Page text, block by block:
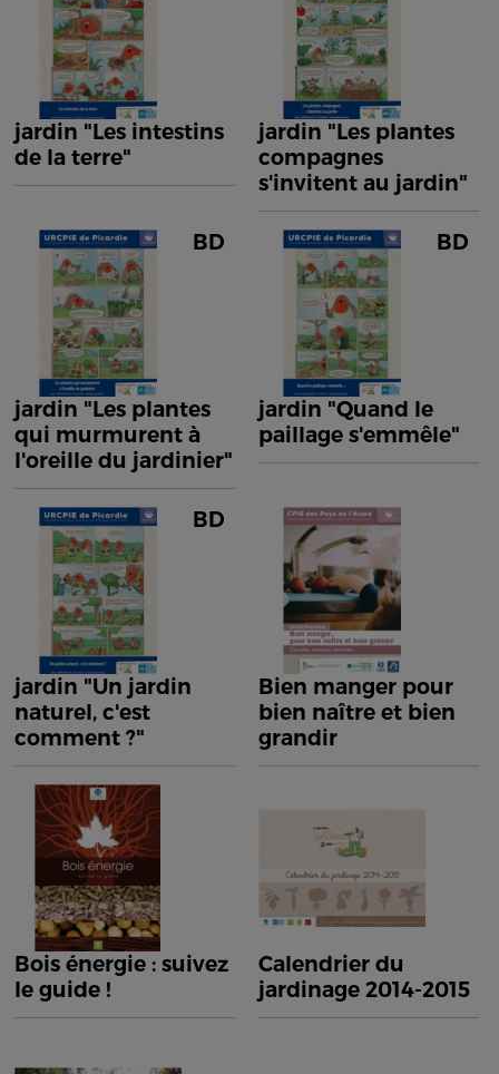
jardin "Les intestins
de la terre"
jardin "Les plantes
compagnes
s'invitent au jardin"
BD
jardin "Les plantes
qui murmurent à
l'oreille du jardinier"
BD
jardin "Quand le
paillage s'emmêle"
BD
jardin "Un jardin
naturel, c'est
comment ?"
Bien manger pour
bien naître et bien
grandir
Bois énergie : suivez
le guide !
Calendrier du
jardinage 2014-2015